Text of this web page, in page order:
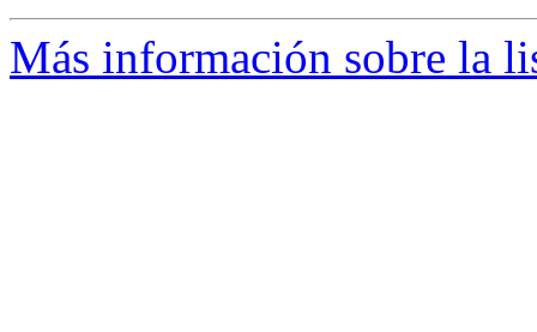
Más información sobre la